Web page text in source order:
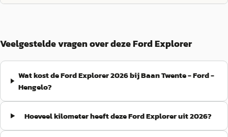
Veelgestelde vragen over deze Ford Explorer
Wat kost de Ford Explorer 2026 bij Baan Twente - Ford -
Hengelo?
Hoeveel kilometer heeft deze Ford Explorer uit 2026?